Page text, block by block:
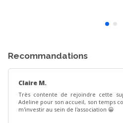
Recommandations
Claire M.
Très contente de rejoindre cette
Adeline pour son accueil, son temps
m'investir au sein de l'association 😀